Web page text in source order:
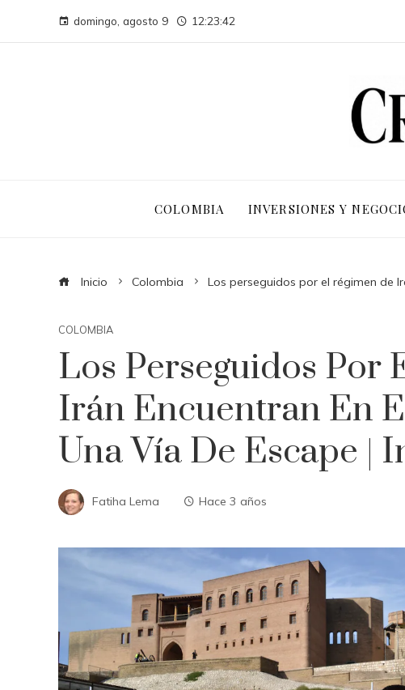
domingo, agosto 9 12:23:43
COLOMBIA INVERSIONES Y
Inicio Colombia Los perseguidos por el régimen de
COLOMBIA
Los Perseguidos Por
Irán Encuentran En
Una Vía De Escape |
Fatiha Lema Hace 3 años